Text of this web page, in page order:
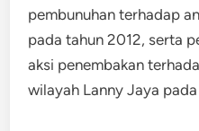
pembunuhan terhadap
pada tahun 2012, serta
aksi penembakan
wilayah Lanny Jaya